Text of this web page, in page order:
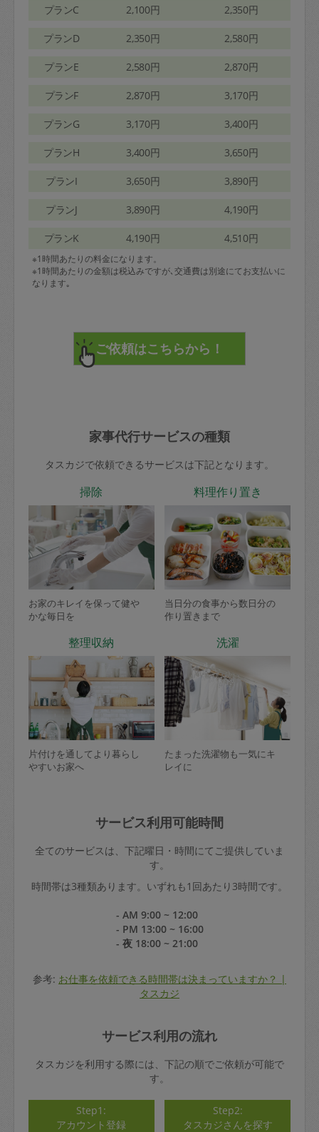
プランC 2,100円 2,350円
プランD 2,350円 2,580円
プランE 2,580円 2,870円
プランF 2,870円 3,170円
プランG 3,170円 3,400円
プランH 3,400円 3,650円
プランI 3,650円 3,890円
プランJ 3,890円 4,190円
プランK 4,190円 4,510円
※1時間あたりの料金になります。
※1時間あたりの金額は税込みですが､交通費は別途にてお支払いに
なります｡
家事代行サービスの種類
タスカジで依頼できるサービスは下記となります。
掃除
お家のキレイを保って健や
かな毎日を
料理作り置き
当日分の食事から数日分の
作り置きまで
整理収納
片付けを通してより暮らし
やすいお家へ
洗濯
たまった洗濯物も一気にキ
レイに
サービス利用可能時間
全てのサービスは、下記曜日・時間にてご提供していま
す。
時間帯は3種類あります。いずれも1回あたり3時間です。
- AM 9:00 ~ 12:00
- PM 13:00 ~ 16:00
- 夜 18:00 ~ 21:00
参考: お仕事を依頼できる時間帯は決まっていますか？ |
タスカジ
サービス利用の流れ
タスカジを利用する際には、下記の順でご依頼が可能で
す。
Step1:
アカウント登録
Step2:
タスカジさんを探す